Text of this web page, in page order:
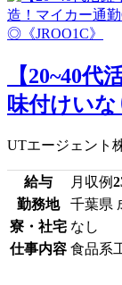
【20~40
味付けい
UTエージェント
給与 月収例
勤務地
千葉県
寮・社宅 なし
仕事内容 食品系